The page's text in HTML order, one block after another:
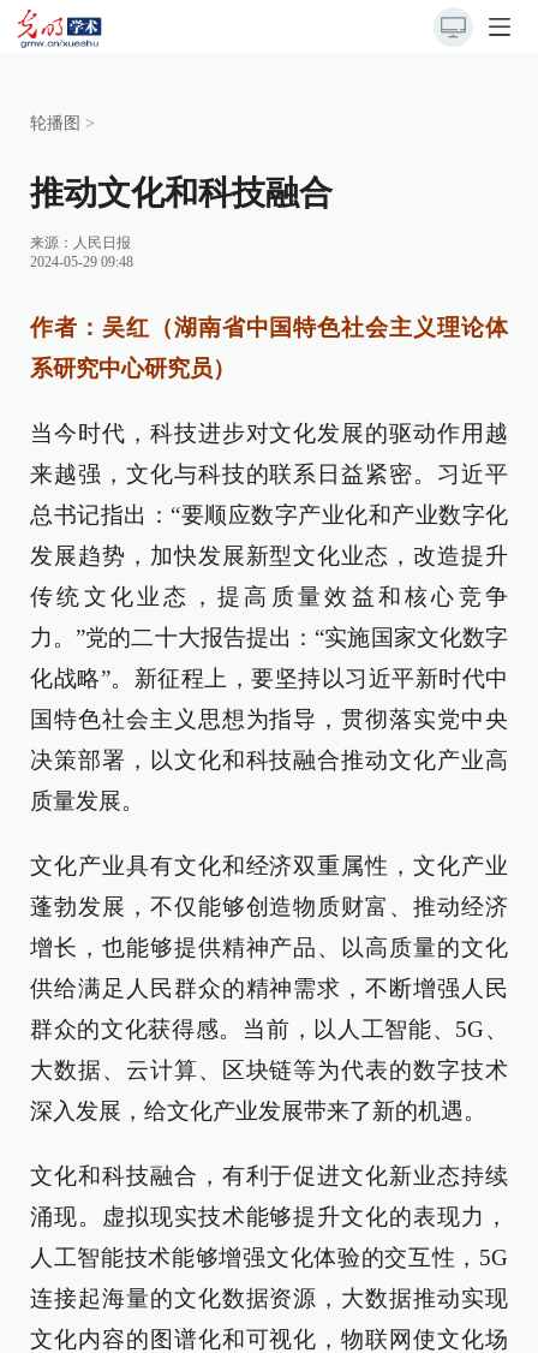
轮播图 >
推动文化和科技融合
来源： 人民日报
2024-05-29 09:48
作者：吴红（湖南省中国特色社会主义理论体
系研究中心研究员）
当今时代，科技进步对文化发展的驱动作用越
来越强，文化与科技的联系日益紧密。习近平
总书记指出：“要顺应数字产业化和产业数字化
发展趋势，加快发展新型文化业态，改造提升
传统文化业态，提高质量效益和核心竞争
力。”党的二十大报告提出：“实施国家文化数字
化战略”。新征程上，要坚持以习近平新时代中
国特色社会主义思想为指导，贯彻落实党中央
决策部署，以文化和科技融合推动文化产业高
质量发展。
文化产业具有文化和经济双重属性，文化产业
蓬勃发展，不仅能够创造物质财富、推动经济
增长，也能够提供精神产品、以高质量的文化
供给满足人民群众的精神需求，不断增强人民
群众的文化获得感。当前，以人工智能、5G、
大数据、云计算、区块链等为代表的数字技术
深入发展，给文化产业发展带来了新的机遇。
文化和科技融合，有利于促进文化新业态持续
涌现。虚拟现实技术能够提升文化的表现力，
人工智能技术能够增强文化体验的交互性，5G
连接起海量的文化数据资源，大数据推动实现
文化内容的图谱化和可视化，物联网使文化场